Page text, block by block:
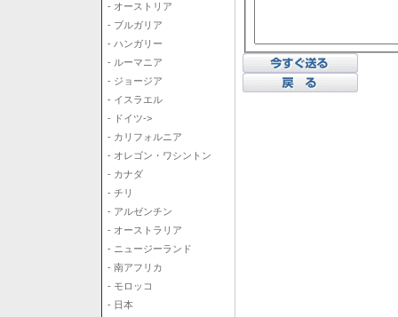
- オーストリア
- ブルガリア
- ハンガリー
- ルーマニア
- ジョージア
- イスラエル
- ドイツ->
- カリフォルニア
- オレゴン・ワシントン
- カナダ
- チリ
- アルゼンチン
- オーストラリア
- ニュージーランド
- 南アフリカ
- モロッコ
- 日本